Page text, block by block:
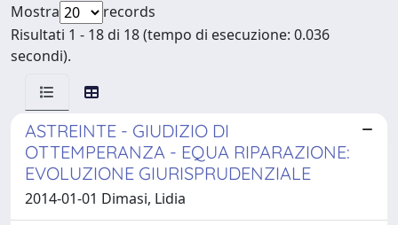
Mostra
records
Risultati 1 - 18 di 18 (tempo di esecuzione: 0.036
secondi).
ASTREINTE - GIUDIZIO DI
OTTEMPERANZA - EQUA RIPARAZIONE:
EVOLUZIONE GIURISPRUDENZIALE
2014-01-01 Dimasi, Lidia